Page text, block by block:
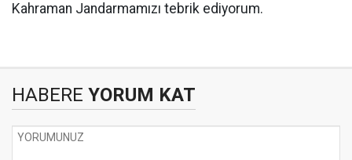
Kahraman Jandarmamızı tebrik ediyorum.
HABERE YORUM KAT